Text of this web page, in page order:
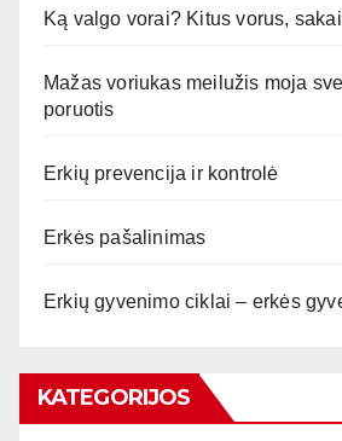
Ką valgo vorai? Kitus vorus,
Mažas voriukas meilužis moja
poruotis
Erkių prevencija ir kontrolė
Erkės pašalinimas
Erkių gyvenimo ciklai – erkės
KATEGORIJOS